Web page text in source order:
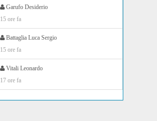
Garufo Desiderio
15 ore fa
Battaglia Luca Sergio
15 ore fa
Vitali Leonardo
17 ore fa